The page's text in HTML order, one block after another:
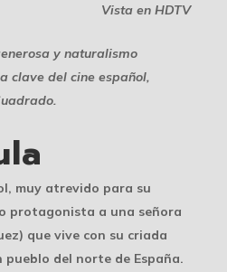
Vista en HDTV
y naturalismo
clave del cine español,
muy atrevido para su
protagonista a una señora
que vive con su criada
pueblo del norte de España.